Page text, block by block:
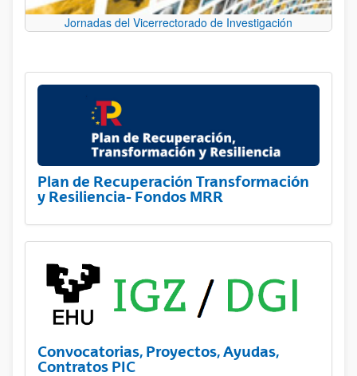
Jornadas del Vicerrectorado de Investigación
Plan de Recuperación Transformación
y Resiliencia- Fondos MRR
Convocatorias, Proyectos, Ayudas,
Contratos PIC